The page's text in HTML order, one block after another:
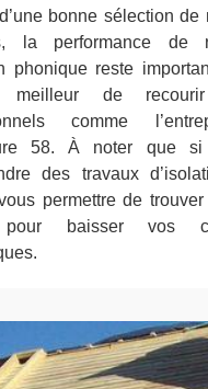
bonne sélection de
la performance de
phonique reste
meilleur de
comme
58. À noter que si
des travaux
permettre de
baisser vos